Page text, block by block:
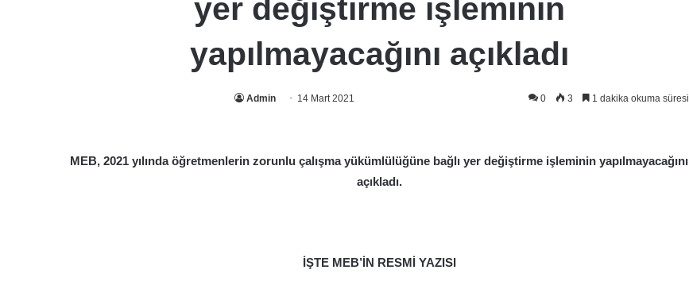
yer değiştirme işleminin
yapılmayacağını açıkladı
Admin 14 Mart 2021 0 3 1 dakika okuma süresi
MEB, 2021 yılında öğretmenlerin zorunlu çalışma yükümlülüğüne bağlı yer değiştirme işleminin yapılmayacağını
açıkladı.
İŞTE MEB’İN RESMİ YAZISI